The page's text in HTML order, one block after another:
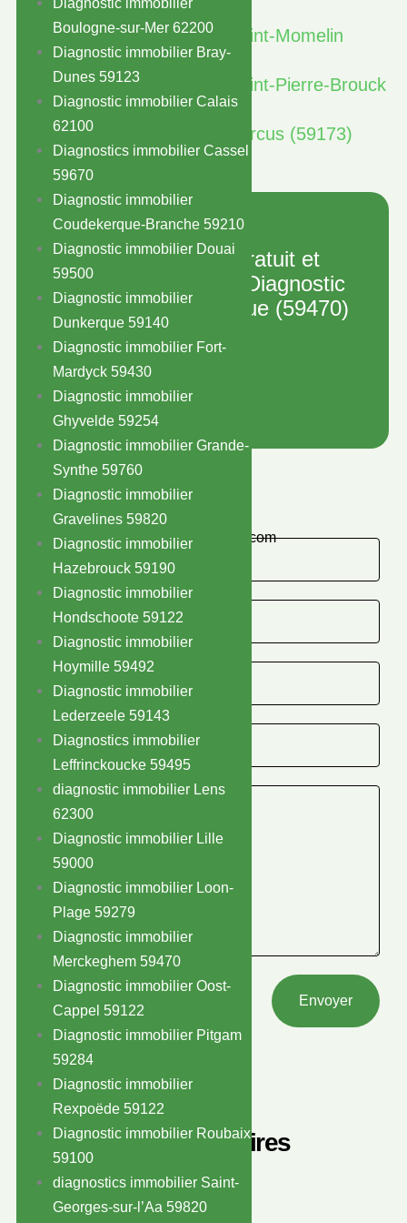
Diagnostic immobilier
Boulogne-sur-Mer 62200
Diagnostic immobilier Bray-
Dunes 59123
Diagnostic immobilier Calais
62100
Diagnostics immobilier Cassel
59670
Diagnostic immobilier
Coudekerque-Branche 59210
Diagnostic immobilier Douai
59500
Diagnostic immobilier
Dunkerque 59140
Diagnostic immobilier Fort-
Mardyck 59430
Diagnostic immobilier
Ghyvelde 59254
Diagnostic immobilier Grande-
Synthe 59760
Diagnostic immobilier
Gravelines 59820
Diagnostic immobilier
Hazebrouck 59190
Diagnostic immobilier
Hondschoote 59122
Diagnostic immobilier
Hoymille 59492
Diagnostic immobilier
Lederzeele 59143
Diagnostics immobilier
Leffrinckoucke 59495
diagnostic immobilier Lens
62300
Diagnostic immobilier Lille
59000
Diagnostic immobilier Loon-
Plage 59279
Diagnostic immobilier
Merckeghem 59470
Diagnostic immobilier Oost-
Cappel 59122
Diagnostic immobilier Pitgam
59284
Diagnostic immobilier
Rexpoëde 59122
Diagnostic immobilier Roubaix
59100
diagnostics immobilier Saint-
Georges-sur-l’Aa 59820
Cappel (59670)
Diagnostic immobilier à Saint-Momelin
(59143)
Diagnostic immobilier à Saint-Pierre-Brouck
(59630)
Diagnostic immobilier à Sercus (59173)
Obtenez votre devis gratuit et
instantané pour votre Diagnostic
immobilier à Houtkerque (59470)
Devis gratuit
09 75 99 47 16
contact@dbt-diag.com
Envoyer
Nos partenaires